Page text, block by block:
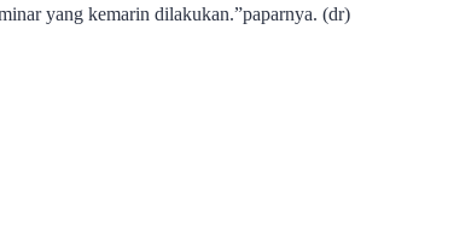
yang kemarin dilakukan.”paparnya. (dr)